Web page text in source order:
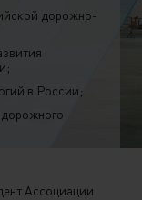
дорожно-
в России;
дорожного
Ассоциации